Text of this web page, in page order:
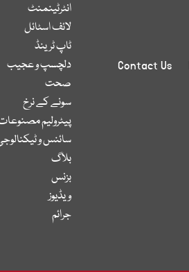
Contact Us
انٹرٹینمنٹ
لائف اسٹائل
ٹاپ ٹرینڈ
دلچسپ و عجیب
صحت
سونے کے نرخ
پیٹرولیم
سائنس و
بلاگ
بزنس
ویڈیوز
جرائم